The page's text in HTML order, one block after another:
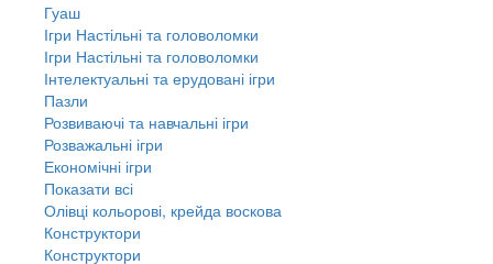
Гуаш
Ігри Настільні та головоломки
Ігри Настільні та головоломки
Інтелектуальні та ерудовані ігри
Пазли
Розвиваючі та навчальні ігри
Розважальні ігри
Економічні ігри
Показати всі
Олівці кольорові, крейда воскова
Конструктори
Конструктори